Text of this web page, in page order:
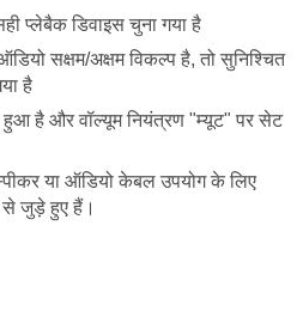
प्लेबैक डिवाइस चुना गया है
सक्षम/अक्षम विकल्प है, तो सुनिश्चित
है
हुआ है और वॉल्यूम नियंत्रण "म्यूट" पर सेट
या ऑडियो केबल उपयोग के लिए
जुड़े हुए हैं।